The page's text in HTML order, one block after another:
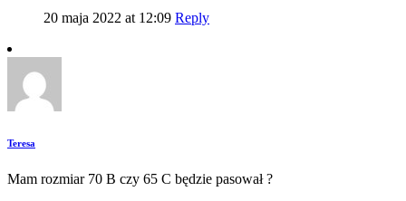
20 maja 2022 at 12:09 Reply
Teresa
Mam rozmiar 70 B czy 65 C będzie pasował ?